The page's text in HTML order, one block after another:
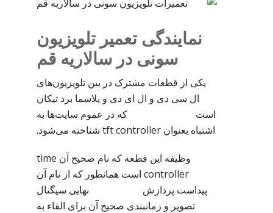
نمایندگی تعمیر تلویزیون
سونی در سالاریه قم
یکی از قطعات مشترک در بین تلویزیون‌های
ال سی دی و ال ای دی و پلاسما برد تیکان
است که در عموم سایت‌ها به
اشتباه بعنوان tft controller شناخته می‌شود.
وظیفه این قطعه که نام صحیح آن time
controller است همانطور که از نام آن
پیداست پردازش نهایی سیگنال
تصویر و زمانبندی صحیح آن برای القاء به